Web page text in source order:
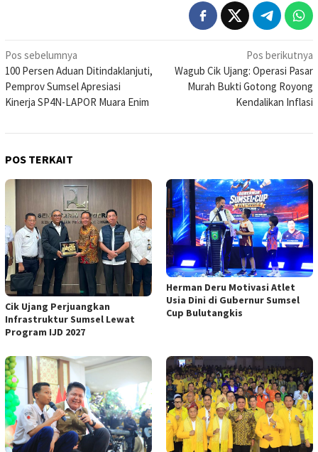
Navigasi
pos
Pos sebelumnya
100 Persen Aduan Ditindaklanjuti,
Pemprov Sumsel Apresiasi
Kinerja SP4N-LAPOR Muara Enim
Pos berikutnya
Wagub Cik Ujang: Operasi Pasar
Murah Bukti Gotong Royong
Kendalikan Inflasi
POS TERKAIT
Cik Ujang Perjuangkan
Infrastruktur Sumsel Lewat
Program IJD 2027
Herman Deru Motivasi Atlet
Usia Dini di Gubernur Sumsel
Cup Bulutangkis